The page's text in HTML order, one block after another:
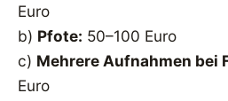
Euro
b) Pfote: 50–100 Euro
c) Mehrere Aufnahmen bei
Euro